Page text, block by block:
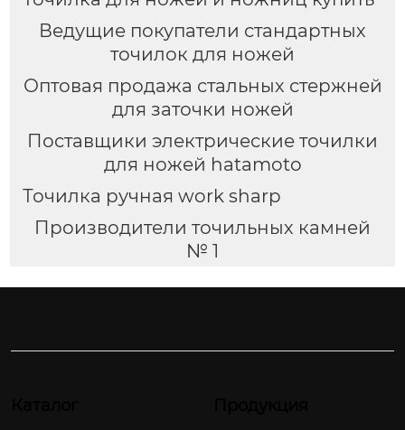
Ведущие покупатели стандартных
точилок для ножей
Оптовая продажа стальных стержней
для заточки ножей
Поставщики электрические точилки
для ножей hatamoto
Точилка ручная work sharp
Производители точильных камней
№ 1